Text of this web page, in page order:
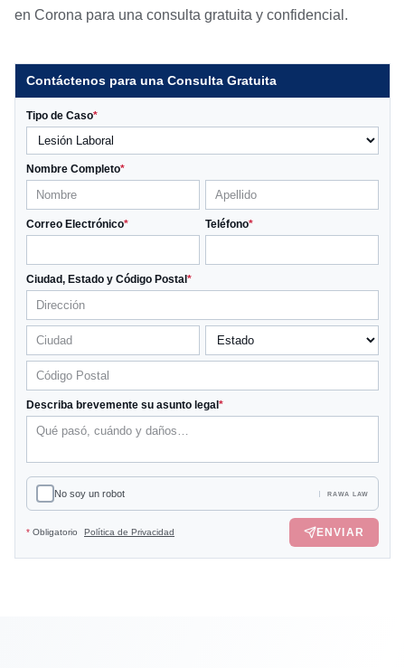
en Corona para una consulta gratuita y confidencial.
Contáctenos para una Consulta Gratuita
Tipo de Caso*
Nombre Completo*
Correo Electrónico* Teléfono*
Ciudad, Estado y Código Postal *
Describa brevemente su asunto legal *
No soy un robot RAWA LAW
* Obligatorio Política de Privacidad ENVIAR